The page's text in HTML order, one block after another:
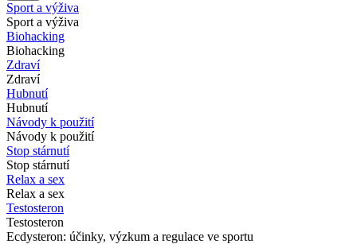
Sport a výživa
Sport a výživa
Biohacking
Biohacking
Zdraví
Zdraví
Hubnutí
Hubnutí
Návody k použití
Návody k použití
Stop stárnutí
Stop stárnutí
Relax a sex
Relax a sex
Testosteron
Testosteron
Ecdysteron: účinky, výzkum a regulace ve sportu